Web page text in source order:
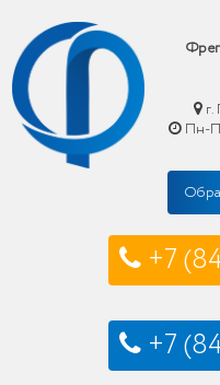
Пн-
+7
+7